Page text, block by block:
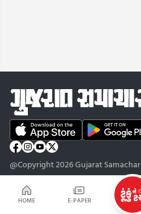
HOME E-PAPER
@Copyright 2026 Gujarat Samachar